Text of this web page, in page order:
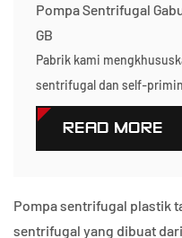
Pompa Sentrifugal
GB
Pabrik kami
sentrifugal dan self-
READ MORE
Pompa sentrifugal plastik
sentrifugal yang dibuat